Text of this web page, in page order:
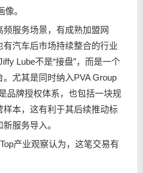
。
服务场景，有成熟加盟网
汽车后市场持续整合的行业
Lube不是“接盘”，而是一个
尤其是同时纳入PVA Group
品牌授权体系，也包括一块规
本，这有利于其后续推动标
服务导入。
产业观察认为，这笔交易有